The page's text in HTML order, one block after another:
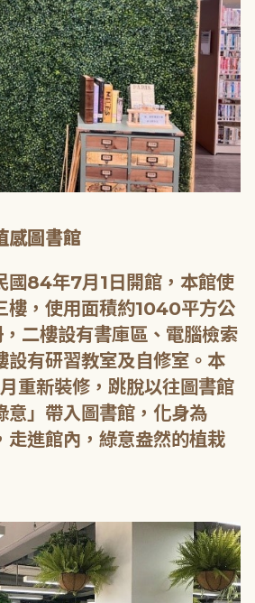
感圖書館
國84年7月1日開館，本館使
樓，使用面積約1040平方公
二樓設有書庫區、電腦檢索
設有研習教室及自修室。本
重新裝修，跳脫以往圖書館
意」帶入圖書館，化身為
走進館內，綠意盎然的植栽